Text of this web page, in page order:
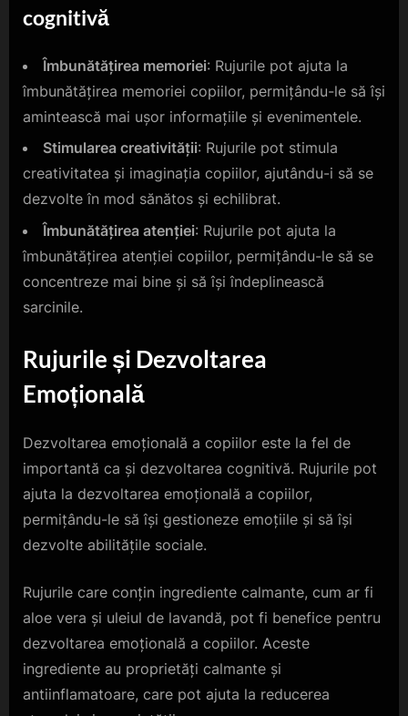
cognitivă
Îmbunătățirea memoriei: Rujurile pot ajuta la
îmbunătățirea memoriei copiilor, permițându-le să își
amintească mai ușor informațiile și evenimentele.
Stimularea creativității: Rujurile pot stimula
creativitatea și imaginația copiilor, ajutându-i să se
dezvolte în mod sănătos și echilibrat.
Îmbunătățirea atenției: Rujurile pot ajuta la
îmbunătățirea atenției copiilor, permițându-le să se
concentreze mai bine și să își îndeplinească
sarcinile.
Rujurile și Dezvoltarea
Emoțională
Dezvoltarea emoțională a copiilor este la fel de
importantă ca și dezvoltarea cognitivă. Rujurile pot
ajuta la dezvoltarea emoțională a copiilor,
permițându-le să își gestioneze emoțiile și să își
dezvolte abilitățile sociale.
Rujurile care conțin ingrediente calmante, cum ar fi
aloe vera și uleiul de lavandă, pot fi benefice pentru
dezvoltarea emoțională a copiilor. Aceste
ingrediente au proprietăți calmante și
antiinflamatoare, care pot ajuta la reducerea